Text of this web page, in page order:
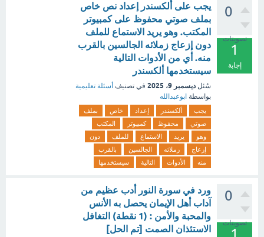
0
تصويتات
1
إجابة
يجب على ألكسندر إعداد نص خاص
بملف صوتي محفوظ على كمبيوتر
المكتب. وهو يريد الاستماع للملف
دون إزعاج زملائه الجالسين بالقرب
منه. أي من الأدوات التالية
سيستخدمها ألكسندر
سُئل ديسمبر 9، 2025 في تصنيف أسئلة تعليمية
بواسطة ابوعبدالله
يجب ألكسندر إعداد خاص
بملف
صوتي
محفوظ كمبيوتر
المكتب
وهو
يريد الاستماع للملف
دون
إزعاج
زملائه الجالسين
بالقرب
منه
الأدوات التالية سيستخدمها
0
تصويتات
1
ورد في سورة النور أدب عظيم من
آداب أهل الإيمان يحصل به الأنس
والمحبة والأمن : (1 نقطة) التغافل
الاستئذان الصمت [تم الحل]